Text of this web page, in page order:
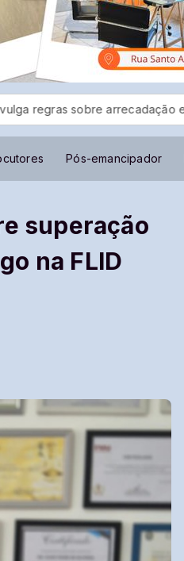
e prestação de
Pós-emancipador
superação
na FLID